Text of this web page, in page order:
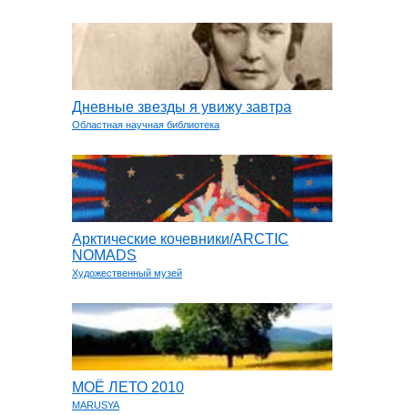
Дневные звезды я увижу завтра
Областная научная библиотека
Арктические кочевники/ARCTIC
NOMADS
Художественный музей
МОЁ ЛЕТО 2010
MARUSYA